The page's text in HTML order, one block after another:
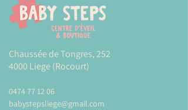
des couleurs.
De plus, il favorise l’enrichissement
personnel grâce à la réalisation d’un
Modes et tarifs de livraison :
Chaussée de Tongres, 252
4000 Liege (Rocourt)
0474 77 12 06
babystepsliege@gmail.com